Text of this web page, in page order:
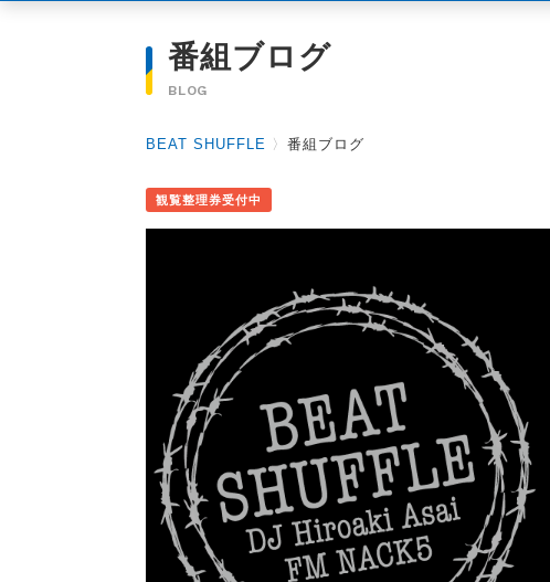
番組ブログ
BLOG
BEAT SHUFFLE 〉 番組ブログ
観覧整理券受付中